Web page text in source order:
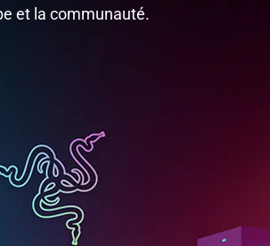
et la communauté.